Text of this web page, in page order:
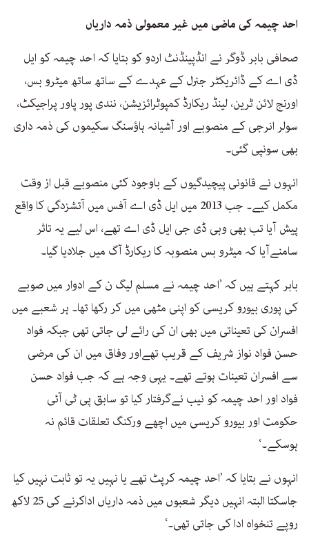
احد چیمہ کی ماضی میں غیر معمولی ذمہ داریاں
صحافی بابر ڈوگر نے انڈپینڈنٹ اردو کو بتایا کہ احد چیمہ کو ایل
ڈی اے کے ڈائریکٹر جنرل کے عہدے کے ساتھ ساتھ میٹرو بس،
اورنج لائن ٹرین، لینڈ ریکارڈ کمپوٹرائزیشن، نندی پور پاور پراجیکٹ،
سولر انرجی کے منصوبے اور آشیانہ ہاؤسنگ سکیموں کی ذمہ داری
بھی سونپی گئی۔
انہوں نے قانونی پیچیدگیوں کے باوجود کئی منصوبے قبل از وقت
مکمل کیے۔ جب 2013 میں ایل ڈی اے آفس میں آتشزدگی کا واقع
پیش آیا تب بھی وہی ڈی جی ایل ڈی اے تھے، اس لیے یہ تاثر
سامنےآیا کہ میٹرو بس منصوبہ کا ریکارڈ آگ میں جلادیا گیا۔
بابر کہتے ہیں کہ ’احد چیمہ نے مسلم لیگ ن کے ادوار میں صوبے
کی پوری بیورو کریسی کو اپنی مٹھی میں کر رکھا تھا۔ ہر شعبے میں
افسران کی تعیناتی میں بھی ان کی رائے لی جاتی تھی جبکہ فواد
حسن فواد نواز شریف کے قریب تھےاور وفاق میں ان کی مرضی
سے افسران تعینات ہوتے تھے۔ یہی وجہ ہے کہ جب فواد حسن
فواد اور احد چیمہ کو نیب نےگرفتار کیا تو سابق پی ٹی آئی
حکومت اور بیورو کریسی میں اچھے ورکنگ تعلقات قائم نہ
ہوسکے۔‘
انہوں نے بتایا کہ ’احد چیمہ کرپٹ تھے یا نہیں یہ تو ثابت نہیں کیا
جاسکتا البتہ انہیں دیگر شعبوں میں ذمہ داریاں اداکرنے کی 25 لاکھ
روپے تنخواہ ادا کی جاتی تھی۔‘